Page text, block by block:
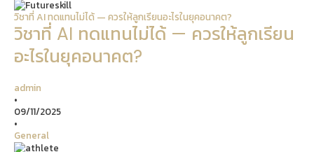
วิชาที่ AI ทดแทนไม่ได้ — ควรให้ลูกเรียนอะไรในยุคอนาคต?
วิชาที่ AI ทดแทนไม่ได้ — ควรให้ลูกเรียน
อะไรในยุคอนาคต?
admin
•
09/11/2025
•
General